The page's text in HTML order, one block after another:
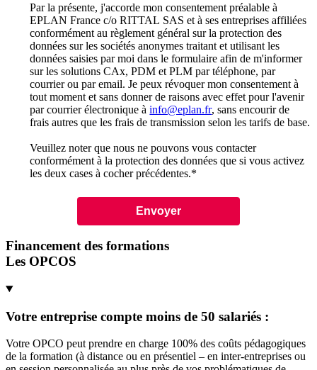
Par la présente, j'accorde mon consentement préalable à
EPLAN France c/o RITTAL SAS et à ses entreprises affiliées
conformément au règlement général sur la protection des
données sur les sociétés anonymes traitant et utilisant les
données saisies par moi dans le formulaire afin de m'informer
sur les solutions CAx, PDM et PLM par téléphone, par
courrier ou par email. Je peux révoquer mon consentement à
tout moment et sans donner de raisons avec effet pour l'avenir
par courrier électronique àinfo@eplan.fr, sans encourir de
frais autres que les frais de transmission selon les tarifs de base.
Veuillez noter que nous ne pouvons vous contacter
conformément à la protection des données que si vous activez
les deux cases à cocher précédentes.*
Financement des formations
Les OPCOS
Votre entreprise compte moins de 50 salariés :
Votre OPCO peut prendre en charge 100% des coûts pédagogiques
de la formation (à distance ou en présentiel – en inter-entreprises ou